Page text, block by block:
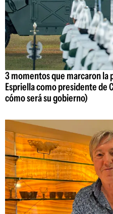
3 momentos que marcaron la
Espriella como presidente de
cómo será su gobierno)